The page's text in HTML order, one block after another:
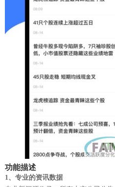
功能描述
1、专业的资讯数据